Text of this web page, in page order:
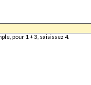
pour 1 + 3, saisissez 4.